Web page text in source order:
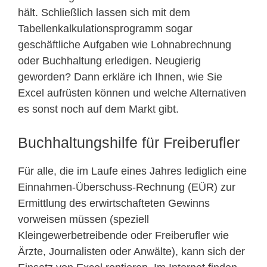
hält. Schließlich lassen sich mit dem
Tabellenkalkulationsprogramm sogar
geschäftliche Aufgaben wie Lohnabrechnung
oder Buchhaltung erledigen. Neugierig
geworden? Dann erkläre ich Ihnen, wie Sie
Excel aufrüsten können und welche Alternativen
es sonst noch auf dem Markt gibt.
Buchhaltungshilfe für Freiberufler
Für alle, die im Laufe eines Jahres lediglich eine
Einnahmen-Überschuss-Rechnung (EÜR) zur
Ermittlung des erwirtschafteten Gewinns
vorweisen müssen (speziell
Kleingewerbetreibende oder Freiberufler wie
Ärzte, Journalisten oder Anwälte), kann sich der